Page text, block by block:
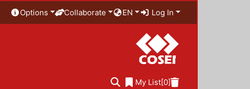
Options Collaborate EN Log In
My List[0]